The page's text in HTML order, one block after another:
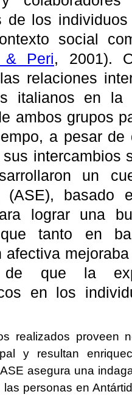
de los
social
& Peri, 2001).
relaciones
italianos en la
ambos grupos
a pesar
intercambios
un
(ASE), basado
lograr una
tanto en
afectiva
de que la
en los
realizados proveen
y resultan
asegura una
personas en